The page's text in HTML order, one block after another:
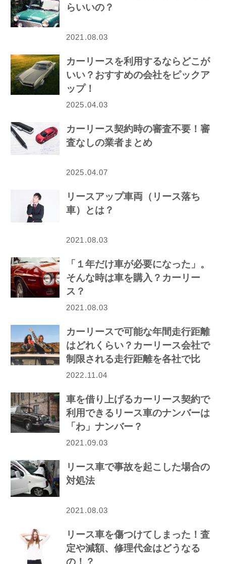
らいいの？
2021.08.03
カーリースを利用するならどこが
いい？おすすめの会社をピックア
ップ！
2025.04.03
カーリース契約時の審査不要！審
査なしの業者まとめ
2025.04.07
リースアップ車両（リース落ち
車）とは？
2021.08.03
「１年だけ車が必要になった」。
そんな時は車を購入？カーリー
ス？
2021.08.03
カーリースで可能な年間走行距離
はどれくらい？カーリース会社で
制限される走行距離を各社で比
較！
2022.11.04
車を借り上げるカーリース契約で
利用できるリース車のナンバーは
「わ」ナンバー？
2021.09.03
リース車で事故を起こした場合の
対処法
2021.08.03
リース車を傷つけてしまった！査
定や減額、修理代金はどうなる